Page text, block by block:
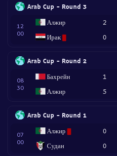
Arab Cup - Round 3
12
00
Алжир
Ирак
2
0
Arab Cup - Round 2
08
30
Бахрейн
Алжир
1
5
Arab Cup - Round 1
07
00
Алжир
Судан
0
0